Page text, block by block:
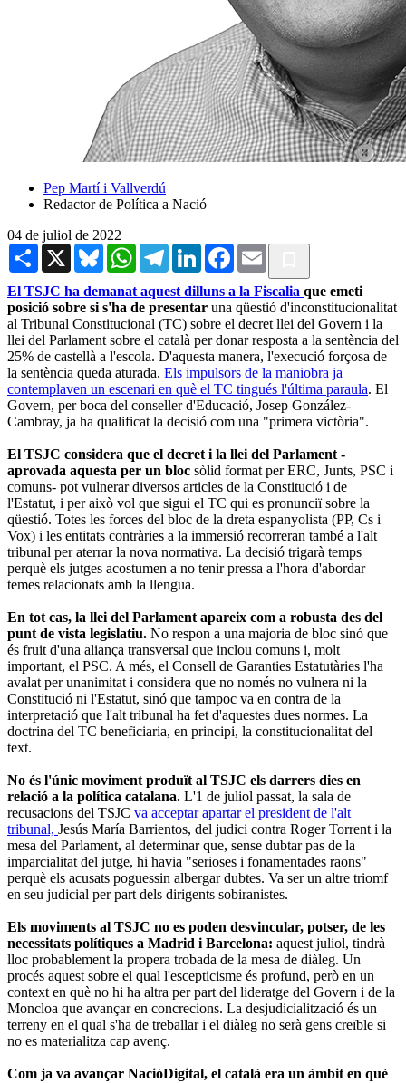
Pep Martí i Vallverdú
Redactor de Política a Nació
04 de juliol de 2022
Share X BlueskyWhatsAppTelegramLinkedInFacebook
Email
El TSJC ha demanat aquest dilluns a la Fiscalia que emeti
posició sobre si s'ha de presentar una qüestió d'inconstitucionalitat
al Tribunal Constitucional (TC) sobre el decret llei del Govern i la
llei del Parlament sobre el català per donar resposta a la sentència del
25% de castellà a l'escola. D'aquesta manera, l'execució forçosa de
la sentència queda aturada. Els impulsors de la maniobra ja
contemplaven un escenari en què el TC tingués l'última paraula. El
Govern, per boca del conseller d'Educació, Josep González-
Cambray, ja ha qualificat la decisió com una "primera victòria".
El TSJC considera que el decret i la llei del Parlament -
aprovada aquesta per un bloc sòlid format per ERC, Junts, PSC i
comuns- pot vulnerar diversos articles de la Constitució i de
l'Estatut, i per això vol que sigui el TC qui es pronunciï sobre la
qüestió. Totes les forces del bloc de la dreta espanyolista (PP, Cs i
Vox) i les entitats contràries a la immersió recorreran també a l'alt
tribunal per aterrar la nova normativa. La decisió trigarà temps
perquè els jutges acostumen a no tenir pressa a l'hora d'abordar
temes relacionats amb la llengua.
En tot cas, la llei del Parlament apareix com a robusta des del
punt de vista legislatiu. No respon a una majoria de bloc sinó que
és fruit d'una aliança transversal que inclou comuns i, molt
important, el PSC. A més, el Consell de Garanties Estatutàries l'ha
avalat per unanimitat i considera que no només no vulnera ni la
Constitució ni l'Estatut, sinó que tampoc va en contra de la
interpretació que l'alt tribunal ha fet d'aquestes dues normes. La
doctrina del TC beneficiaria, en principi, la constitucionalitat del
text.
No és l'únic moviment produït al TSJC els darrers dies en
relació a la política catalana. L'1 de juliol passat, la sala de
recusacions del TSJC va acceptar apartar el president de l'alt
tribunal, Jesús María Barrientos, del judici contra Roger Torrent i la
mesa del Parlament, al determinar que, sense dubtar pas de la
imparcialitat del jutge, hi havia "serioses i fonamentades raons"
perquè els acusats poguessin albergar dubtes. Va ser un altre triomf
en seu judicial per part dels dirigents sobiranistes.
Els moviments al TSJC no es poden desvincular, potser, de les
necessitats polítiques a Madrid i Barcelona: aquest juliol, tindrà
lloc probablement la propera trobada de la mesa de diàleg. Un
procés aquest sobre el qual l'escepticisme és profund, però en un
context en què no hi ha altra per part del lideratge del Govern i de la
Moncloa que avançar en concrecions. La desjudicialització és un
terreny en el qual s'ha de treballar i el diàleg no serà gens creïble si
no es materialitza cap avenç.
Com ja va avançar NacióDigital, el català era un àmbit en què